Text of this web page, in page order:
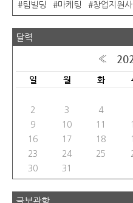
팀빌딩
마케팅 창업지원사
달력
«
일 월 화
2
3 4
9
10 11
16
17 18
23
24 25
30
31
글보관함